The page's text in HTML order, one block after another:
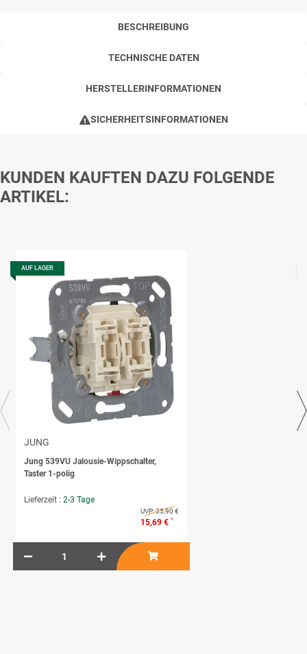
BESCHREIBUNG
TECHNISCHE DATEN
HERSTELLERINFORMATIONEN
SICHERHEITSINFORMATIONEN
KUNDEN KAUFTEN DAZU FOLGENDE
ARTIKEL:
AUF LAGER
JUNG
Jung 539VU Jalousie-Wippschalter,
Taster 1-polig
Lieferzeit : 2-3 Tage
UVP:35,90 €
15,69 € *